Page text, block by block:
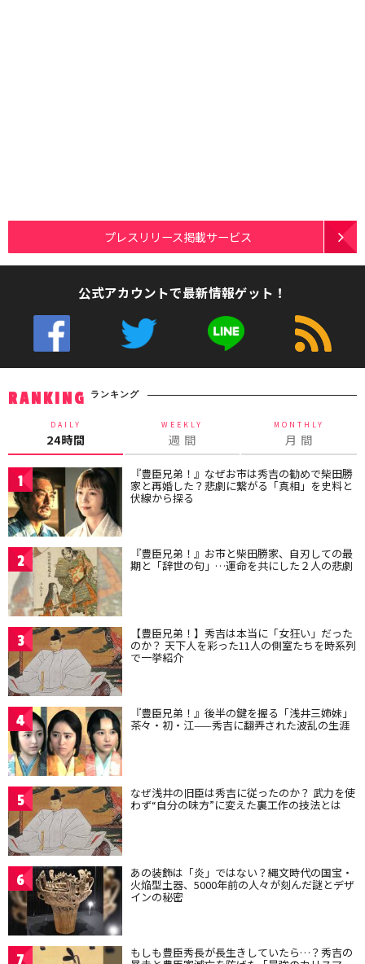
プレスリリース掲載サービス
公式アカウントで最新情報ゲット！
RANKING ランキング
DAILY
24時間
WEEKLY
週 間
MONTHLY
月 間
1 『豊臣兄弟！』なぜお市は秀吉の勧めで柴田勝
家と再婚した？悲劇に繋がる「真相」を史料と
伏線から探る
2 『豊臣兄弟！』お市と柴田勝家、自刃しての最
期と「辞世の句」…運命を共にした２人の悲劇
3 【豊臣兄弟！】秀吉は本当に「女狂い」だった
のか？ 天下人を彩った11人の側室たちを時系列
で一挙紹介
4 『豊臣兄弟！』後半の鍵を握る「浅井三姉妹」
茶々・初・江——秀吉に翻弄された波乱の生涯
5 なぜ浅井の旧臣は秀吉に従ったのか？ 武力を使
わず“自分の味方”に変えた裏工作の技法とは
6 あの装飾は「炎」ではない？縄文時代の国宝・
火焔型土器、5000年前の人々が刻んだ謎とデザ
インの秘密
7 もしも豊臣秀長が長生きしていたら…？秀吉の